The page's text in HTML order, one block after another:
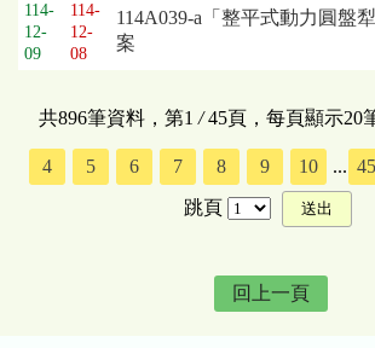
114-
12-
09
114-
12-
08
114A039-a「整平式動力圓盤
案
共896筆資料，第1 /45頁，每頁顯示20
4 5 6 7 8 9 10 ... 45
跳頁
回上一頁